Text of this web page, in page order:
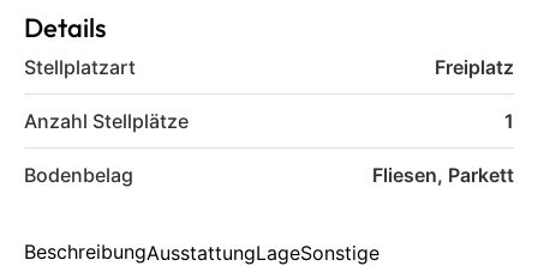
Details
Stellplatzart Freiplatz
Anzahl Stellplätze 1
Bodenbelag Fliesen, Parkett
BeschreibungAusstattungLageSonstige